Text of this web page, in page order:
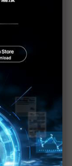
國將竄出多家
「清庫存」仍
需求強勁跨越